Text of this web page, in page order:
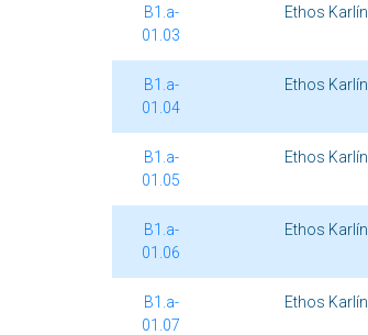
B1.a-
01.03
Ethos Karlín
B1.a-
01.04
Ethos Karlín
B1.a-
01.05
Ethos Karlín
B1.a-
01.06
Ethos Karlín
B1.a-
01.07
Ethos Karlín